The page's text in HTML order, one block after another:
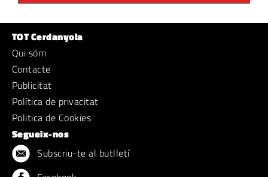
TOT Cerdanyola
Qui sóm
Contacte
Publicitat
Política de privacitat
Politica de Cookies
Segueix-nos
Subscriu-te al butlletí